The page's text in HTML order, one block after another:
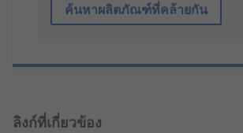
ค้นหาผลิตภัณฑ์ที่คล้ายกัน
ลิงก์ที่เกี่ยวข้อง